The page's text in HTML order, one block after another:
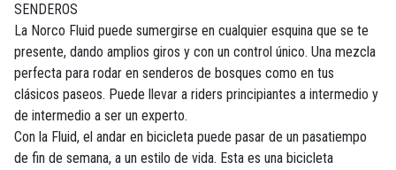
SENDEROS
La Norco Fluid puede sumergirse en cualquier esquina que se te
presente, dando amplios giros y con un control único. Una mezcla
perfecta para rodar en senderos de bosques como en tus
clásicos paseos. Puede llevar a riders principiantes a intermedio y
de intermedio a ser un experto.
Con la Fluid, el andar en bicicleta puede pasar de un pasatiempo
de fin de semana, a un estilo de vida. Esta es una bicicleta